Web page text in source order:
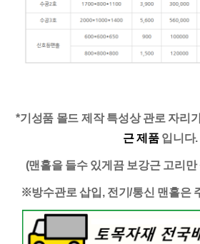
*기성품 몰드 제작 특성상 관로 자리
근 제품 입니다.
(맨홀을 들수 있게끔 보강근 고리
※방수관로 삽입, 전기/통신 맨홀은